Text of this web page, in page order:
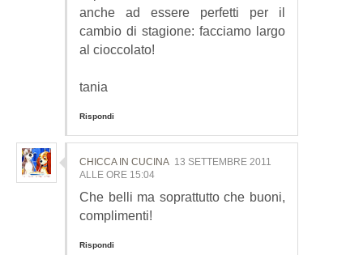
anche ad essere perfetti per il
cambio di stagione: facciamo largo
al cioccolato!
tania
Rispondi
CHICCA IN CUCINA 13 SETTEMBRE 2011
ALLE ORE 15:04
Che belli ma soprattutto che buoni,
complimenti!
Rispondi